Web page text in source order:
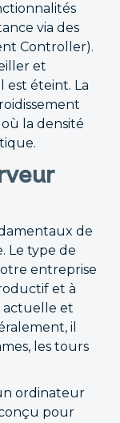
via des
Controller).
et
est éteint. La
la densité
de
Le type de
entreprise
et à
actuelle et
il
les tours
ordinateur
pour